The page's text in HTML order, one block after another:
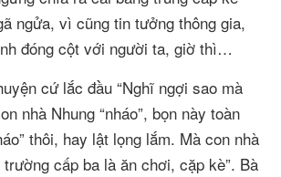
ngửa, vì cũng tin tưởng thông gia,
đóng cột với người ta, giờ thì…
cứ lắc đầu “Nghĩ ngợi sao mà
nhà Nhung “nháo”, bọn này toàn
thôi, hay lật lọng lắm. Mà con nhà
cấp ba là ăn chơi, cặp kè”. Bà